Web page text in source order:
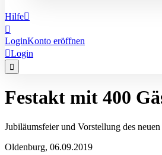
Hilfe

LoginKonto eröffnen
Login

Festakt mit 400
Jubiläumsfeier und Vorstellung des
Oldenburg, 06.09.2019